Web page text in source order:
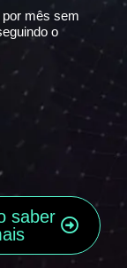
por mês sem
o
saber